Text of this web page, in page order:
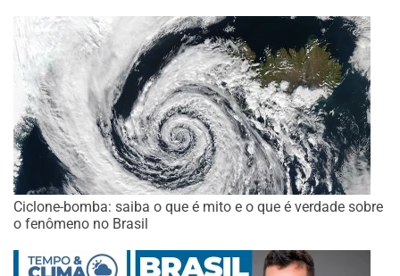
Ciclone-bomba: saiba o que é mito e o que é verdade sobre
o fenômeno no Brasil